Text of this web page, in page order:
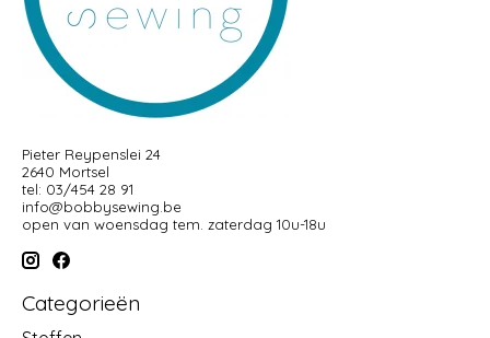
Pieter Reypenslei 24
2640 Mortsel
tel: 03/454 28 91
info@bobbysewing.be
open van woensdag tem. zaterdag 10u-18u
Categorieën